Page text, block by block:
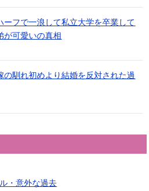
ーフで一浪して私立大学を卒業して
が可愛いの真相
の馴れ初めより結婚を反対された過
・意外な過去